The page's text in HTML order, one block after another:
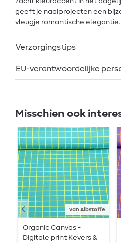
geeft je naaiprojecten een
vleugje romantische elegantie.
Verzorgingstips
EU-verantwoordelijke
Misschien ook
van Albstoffe
Organic Canvas -
Digitale print Kevers &